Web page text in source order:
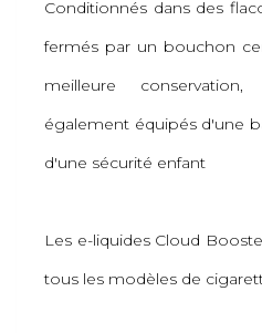
Conditionnés dans des
fermés par un bouchon
meilleure
également équipés d'une
d'une sécurité enfant
Les e-liquides Cloud
tous les modèles de